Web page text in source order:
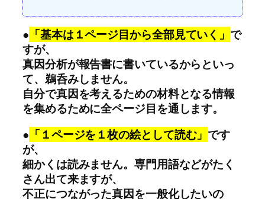
● 「基本は１ページ目から全部見ていく」 で
すが、
真因分析が報告書に書いているからといっ
て、鵜呑みしません。
自分で真因を考えるための材料となる情報
を集めるために全ページ目を通します。
● 「１ページを１枚の絵として読む」 です
が、
細かくは読みません。専門用語などがたく
さん出て来ますが、
不正につながった真因を一般化したいの